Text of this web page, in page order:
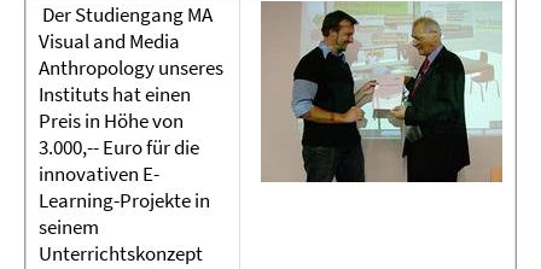
Der Studiengang MA
Visual and Media
Anthropology unseres
Instituts hat einen
Preis in Höhe von
3.000,-- Euro für die
innovativen E-
Learning-Projekte in
seinem
Unterrichtskonzept